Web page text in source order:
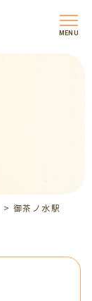
MENU
>御茶ノ水駅